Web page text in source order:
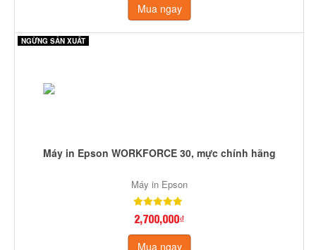
Mua ngay
NGỪNG SẢN XUẤT
Máy in Epson WORKFORCE 30, mực chính hãng
Máy in Epson
2,700,000₫
Mua ngay